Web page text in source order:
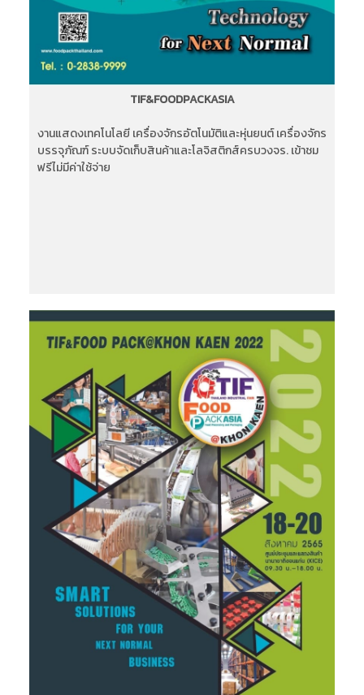
TIF&FOODPACKASIA
งานแสดงเทคโนโลยี เครื่องจักรอัตโนมัติและหุ่นยนต์ เครื่องจักร
บรรจุภัณฑ์ ระบบจัดเก็บสินค้าและโลจิสติกส์ครบวงจร. เข้าชม
ฟรีไม่มีค่าใช้จ่าย